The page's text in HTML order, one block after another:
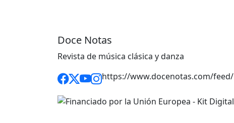
Doce Notas
Revista de música clásica y danza
https://www.docenotas.com/feed/